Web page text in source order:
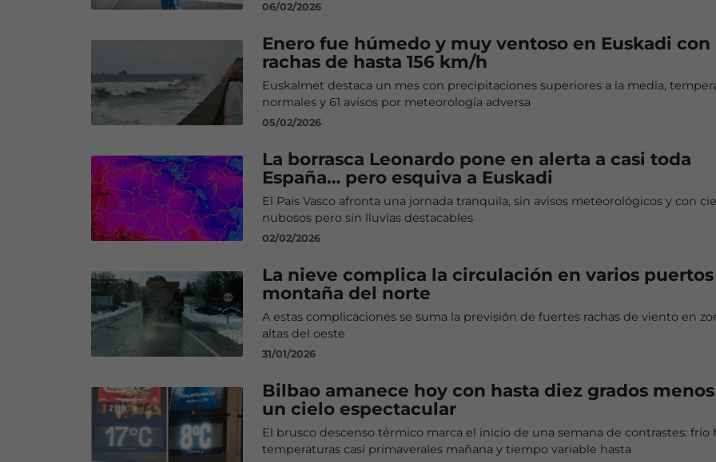
06/02/2026
Enero fue húmedo y muy ventoso en Euskadi con
rachas de hasta 156 km/h
Euskalmet destaca un mes con precipitaciones superiores a la media,
normales y 61 avisos por meteorología adversa
05/02/2026
La borrasca Leonardo pone en alerta a casi toda
España… pero esquiva a Euskadi
El País Vasco afronta una jornada tranquila, sin avisos meteorológicos y con
nubosos pero sin lluvias destacables
02/02/2026
La nieve complica la circulación en varios
montaña del norte
A estas complicaciones se suma la previsión de fuertes rachas de viento en
altas del oeste
31/01/2026
Bilbao amanece hoy con hasta diez grados
un cielo espectacular
El brusco descenso térmico marca el inicio de una semana de contrastes: frío
temperaturas casi primaverales mañana y tiempo variable hasta